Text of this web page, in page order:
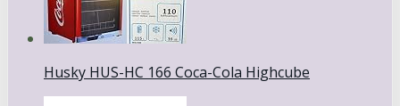
Husky HUS-HC 166 Coca-Cola Highcube